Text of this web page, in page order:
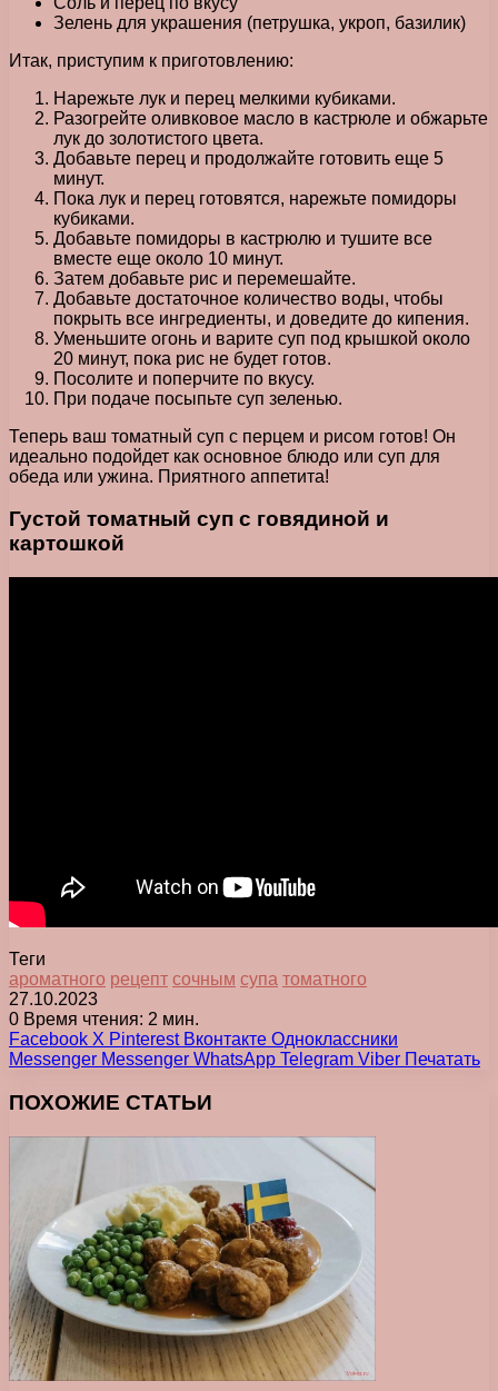
Зелень для украшения (петрушка, укроп, базилик)
Итак, приступим к приготовлению:
Нарежьте лук и перец мелкими кубиками.
Разогрейте оливковое масло в кастрюле и обжарьте
лук до золотистого цвета.
Добавьте перец и продолжайте готовить еще 5
минут.
Пока лук и перец готовятся, нарежьте помидоры
кубиками.
Добавьте помидоры в кастрюлю и тушите все
вместе еще около 10 минут.
Затем добавьте рис и перемешайте.
Добавьте достаточное количество воды, чтобы
покрыть все ингредиенты, и доведите до кипения.
Уменьшите огонь и варите суп под крышкой около
20 минут, пока рис не будет готов.
Посолите и поперчите по вкусу.
При подаче посыпьте суп зеленью.
Теперь ваш томатный суп с перцем и рисом готов! Он
идеально подойдет как основное блюдо или суп для
обеда или ужина. Приятного аппетита!
Густой томатный суп с говядиной и
картошкой
Теги
ароматного рецепт сочным супа томатного
27.10.2023
0 Время чтения: 2 мин.
Facebook X Pinterest Вконтакте Одноклассники
Messenger Messenger WhatsApp Telegram Viber Печатать
ПОХОЖИЕ СТАТЬИ